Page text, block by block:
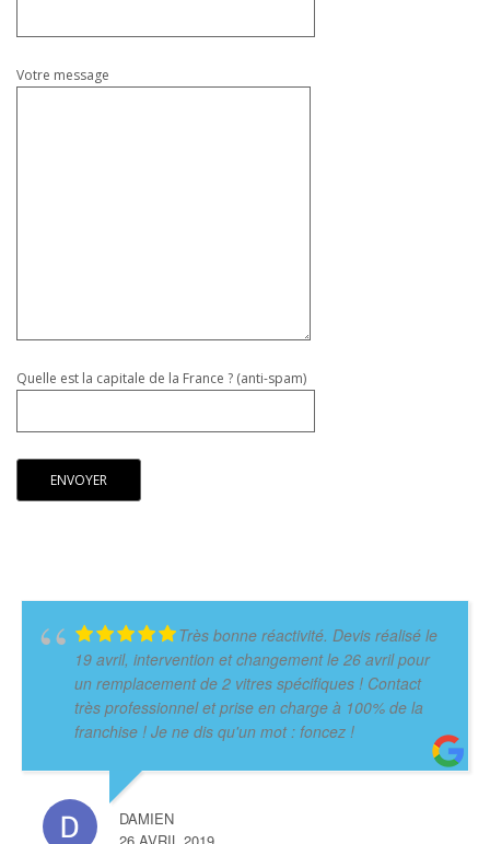
Votre message
Quelle est la capitale de la France ? (anti-spam)
Très bonne réactivité. Devis réalisé le
19 avril, intervention et changement le 26 avril pour
un remplacement de 2 vitres spécifiques ! Contact
très professionnel et prise en charge à 100% de la
franchise ! Je ne dis qu'un mot : foncez !
DAMIEN
26 AVRIL 2019